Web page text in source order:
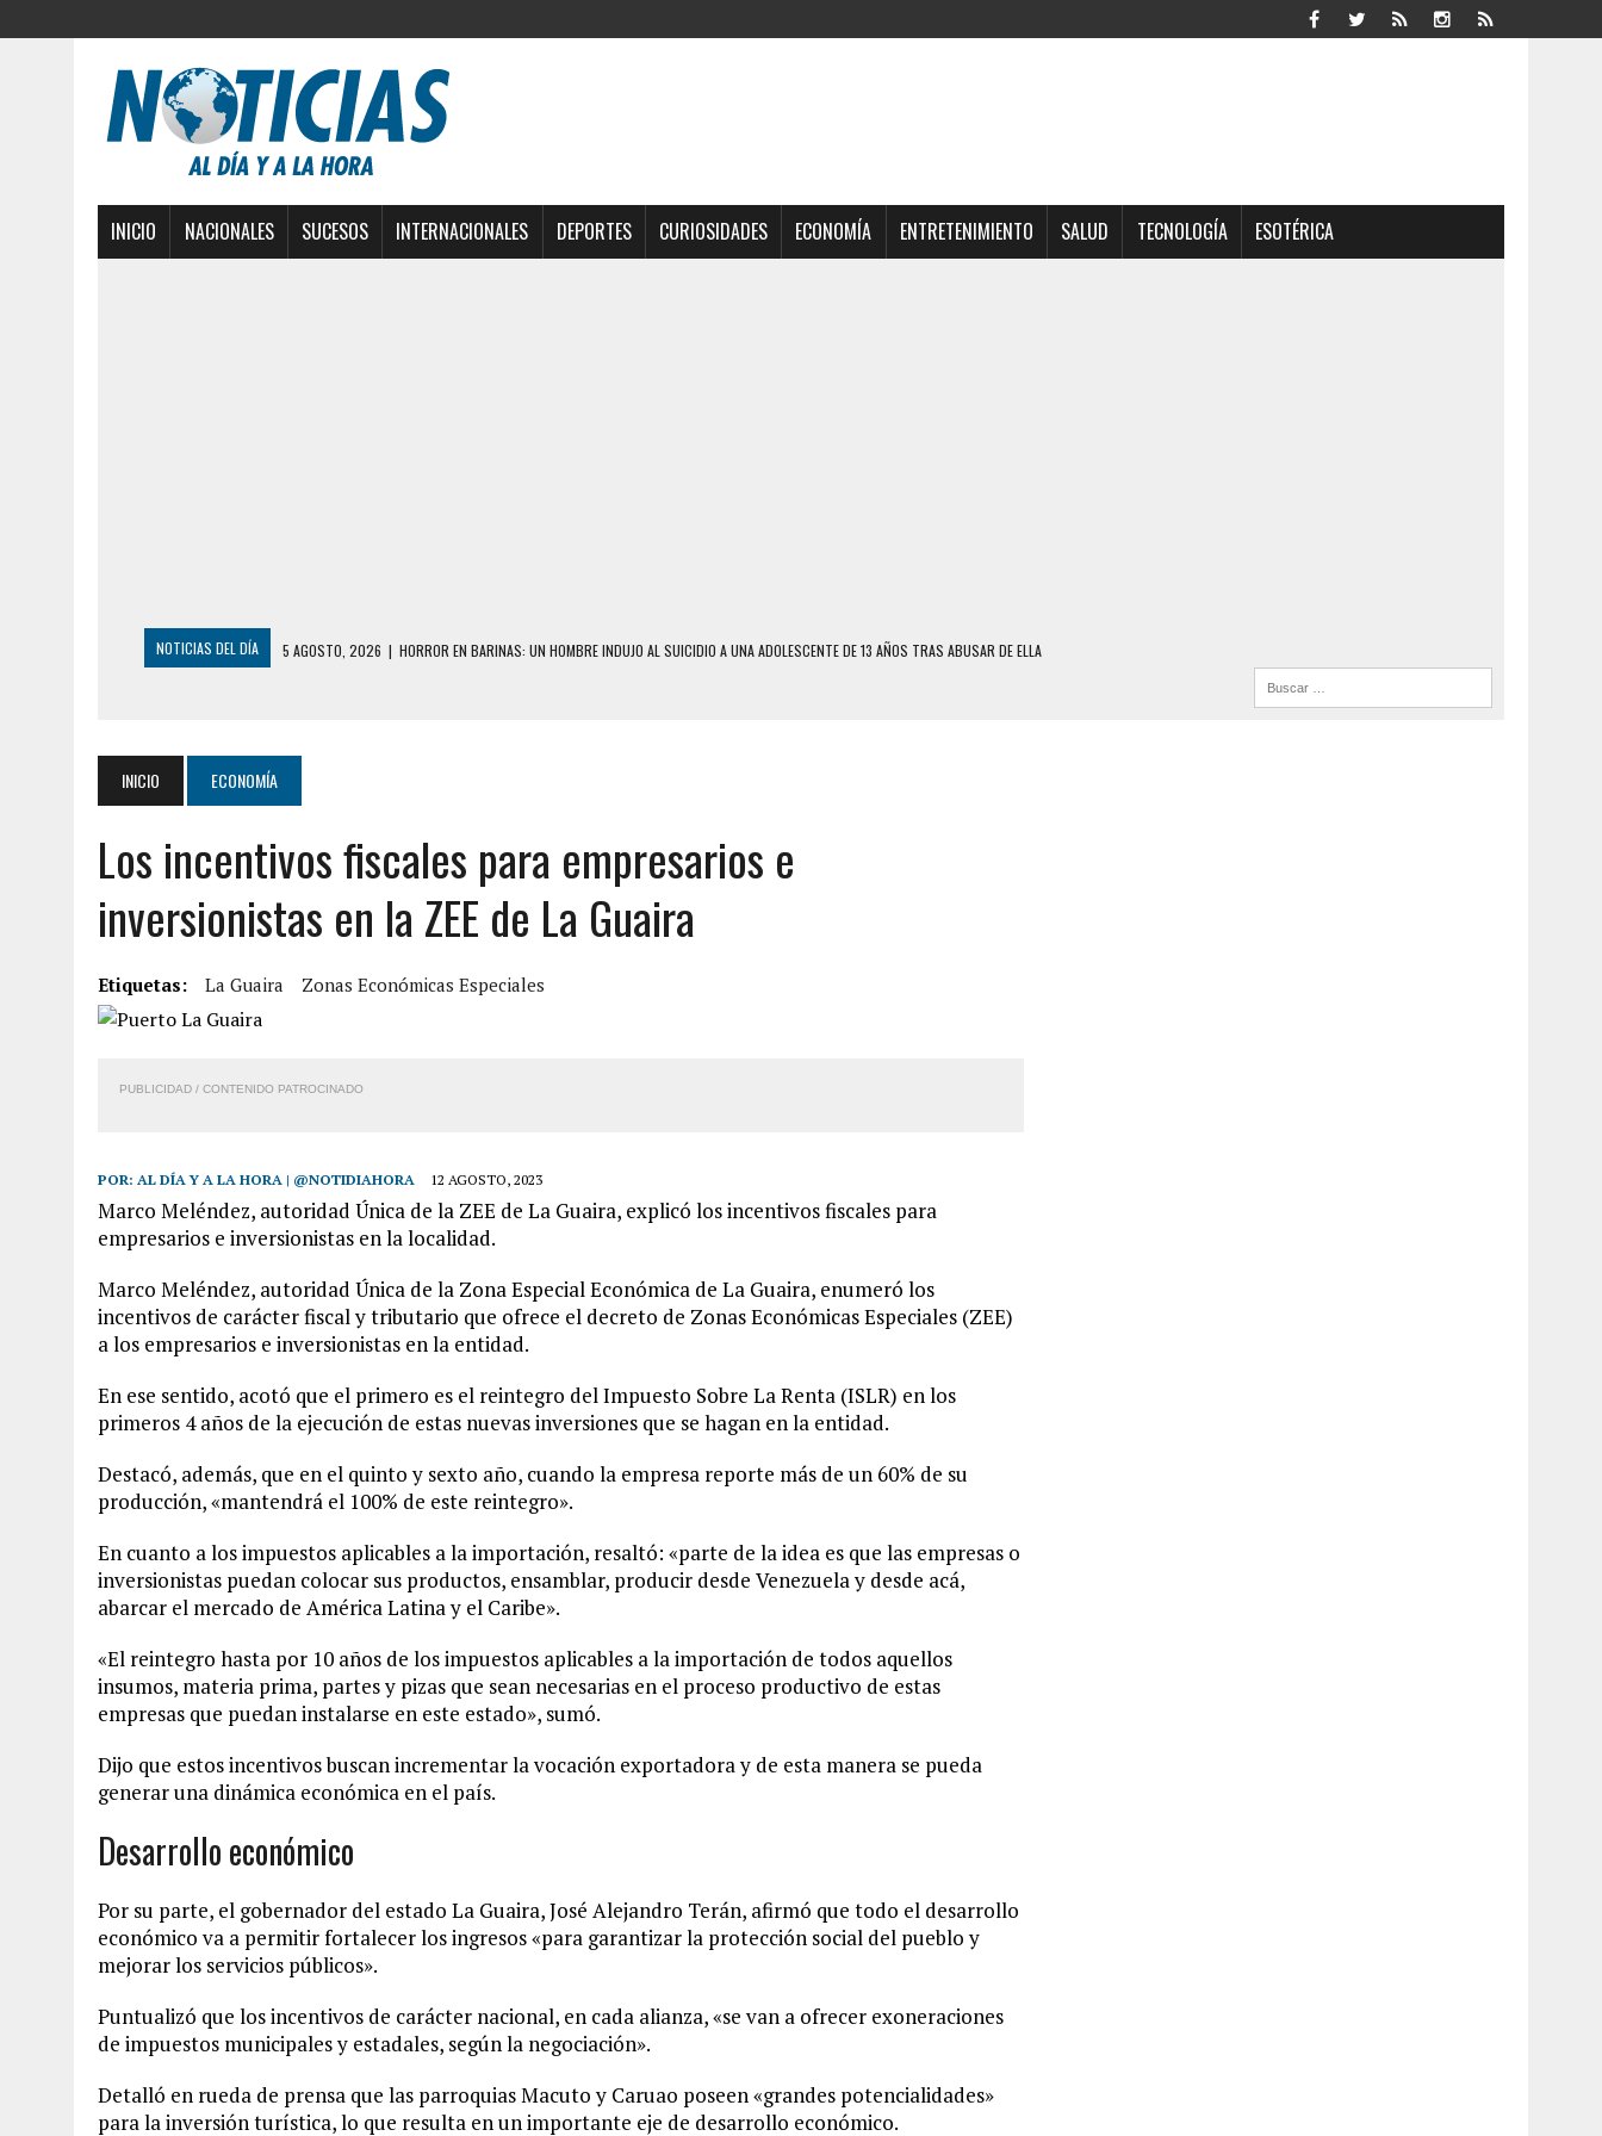
INICIO NACIONALES SUCESOS INTERNACIONALES DEPORTES CURIOSIDADES ECONOMÍA ENTRETENIMIENTO SALUD TECNOLOGÍA ESOTÉRICA
NOTICIAS DEL DÍA 5 AGOSTO, 2026 | HORROR EN BARINAS: UN HOMBRE INDUJO AL SUICIDIO A UNA ADOLESCENTE DE 13 AÑOS TRAS ABUSAR DE ELLA
2 AGOSTO, 2026 | AYUDABA A PERSONAS EN SITUACIÓN DE CALLE Y MURIÓ A MANOS DE VARIOS DE ELLOS EN MATURÍN
2 AGOSTO, 2026
COLAPSÓ TECHO DE UNA VIVIENDA EN EL CENTRO DE CARACAS CON MÁS DE 20 PERSONAS ADENTRO
2 AGOSTO, 2026 | FALCÓN: MUJER ATACÓ CON UN CUCHILLO A SUS HIJOS, UNO PERDIÓ LA VIDA
6 AGOSTO, 2026
|
MISTERIOSA MUERTE DE MODELO EN MONAGAS: HALLARON EL CUERPO DENTRO DE SU CASA
CONMOCIÓN EN COLORADO POR ASESINATO DE UNA ADOLESCENTE VENEZOLANA EN REUNIÓN CON AMIGOS
INICIO ECONOMÍA
Los incentivos fiscales para empresarios e
inversionistas en la ZEE de La Guaira
Etiquetas: La Guaira Zonas Económicas Especiales
PUBLICIDAD / CONTENIDO PATROCINADO
POR: AL DÍA Y A LA HORA | @NOTIDIAHORA 12 AGOSTO, 2023
Marco Meléndez, autoridad Única de la ZEE de La Guaira, explicó los incentivos fiscales para
empresarios e inversionistas en la localidad.
Marco Meléndez, autoridad Única de la Zona Especial Económica de La Guaira, enumeró los
incentivos de carácter fiscal y tributario que ofrece el decreto de Zonas Económicas Especiales (ZEE)
a los empresarios e inversionistas en la entidad.
En ese sentido, acotó que el primero es el reintegro del Impuesto Sobre La Renta (ISLR) en los
primeros 4 años de la ejecución de estas nuevas inversiones que se hagan en la entidad.
Destacó, además, que en el quinto y sexto año, cuando la empresa reporte más de un 60% de su
producción, «mantendrá el 100% de este reintegro».
En cuanto a los impuestos aplicables a la importación, resaltó: «parte de la idea es que las empresas o
inversionistas puedan colocar sus productos, ensamblar, producir desde Venezuela y desde acá,
abarcar el mercado de América Latina y el Caribe».
«El reintegro hasta por 10 años de los impuestos aplicables a la importación de todos aquellos
insumos, materia prima, partes y pizas que sean necesarias en el proceso productivo de estas
empresas que puedan instalarse en este estado», sumó.
Dijo que estos incentivos buscan incrementar la vocación exportadora y de esta manera se pueda
generar una dinámica económica en el país.
Desarrollo económico
Por su parte, el gobernador del estado La Guaira, José Alejandro Terán, afirmó que todo el desarrollo
económico va a permitir fortalecer los ingresos «para garantizar la protección social del pueblo y
mejorar los servicios públicos».
Puntualizó que los incentivos de carácter nacional, en cada alianza, «se van a ofrecer exoneraciones
de impuestos municipales y estadales, según la negociación».
Detalló en rueda de prensa que las parroquias Macuto y Caruao poseen «grandes potencialidades»
para la inversión turística, lo que resulta en un importante eje de desarrollo económico.